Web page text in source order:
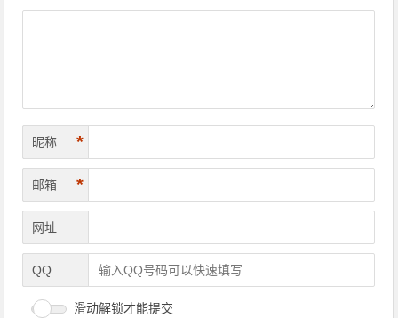
昵称 *
邮箱 *
网址
QQ
滑动解锁才能提交